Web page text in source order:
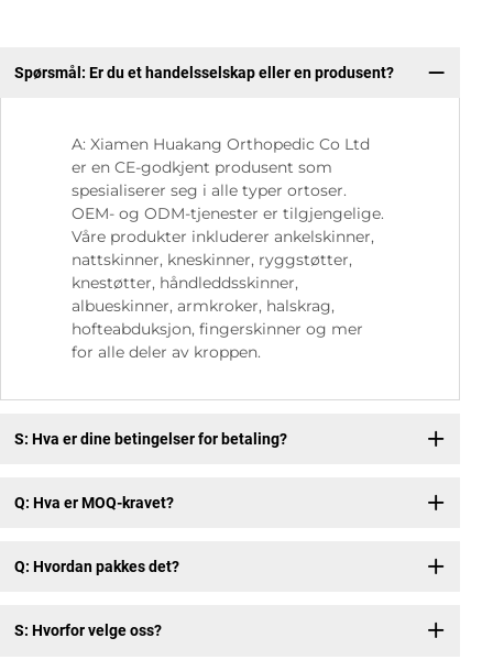
Spørsmål: Er du et handelsselskap eller en produsent?
A: Xiamen Huakang Orthopedic Co Ltd
er en CE-godkjent produsent som
spesialiserer seg i alle typer ortoser.
OEM- og ODM-tjenester er tilgjengelige.
Våre produkter inkluderer ankelskinner,
nattskinner, kneskinner, ryggstøtter,
knestøtter, håndleddsskinner,
albueskinner, armkroker, halskrag,
hofteabduksjon, fingerskinner og mer
for alle deler av kroppen.
S: Hva er dine betingelser for betaling?
Q: Hva er MOQ-kravet?
Q: Hvordan pakkes det?
S: Hvorfor velge oss?